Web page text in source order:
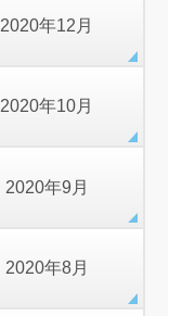
2020年12月
2020年10月
2020年9月
2020年8月